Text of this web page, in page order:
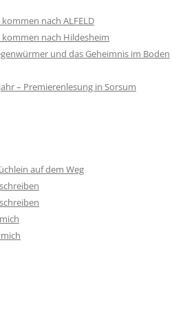
nach ALFELD
nach Hildesheim
und das Geheimnis im Boden
– Premierenlesung in Sorsum
auf dem Weg